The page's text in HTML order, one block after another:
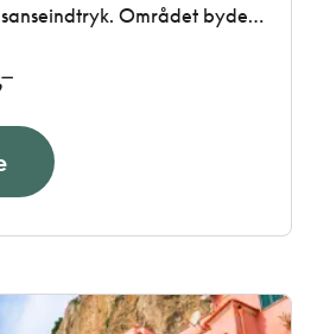
Området byder
til, at du selv kan gå på
og velsmagende køkken.